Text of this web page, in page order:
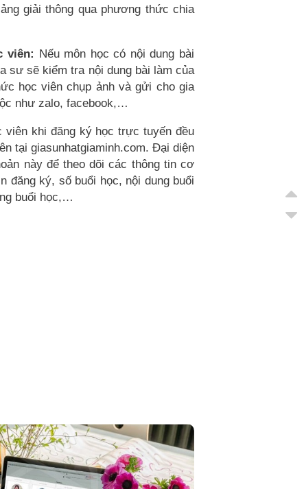
giải thông qua phương thức chia
viên: Nếu môn học có nội dung bài
sư sẽ kiểm tra nội dung bài làm của
học viên chụp ảnh và gửi cho gia
như zalo, facebook,…
viên khi đăng ký học trực tuyến đều
tại giasunhatgiaminh.com. Đại diện
này để theo dõi các thông tin cơ
đăng ký, số buổi học, nội dung buổi
buổi học,…